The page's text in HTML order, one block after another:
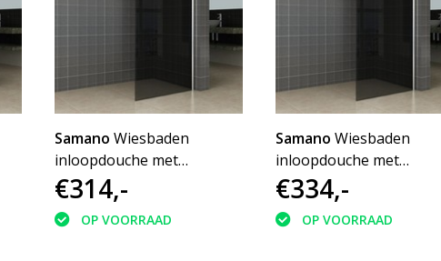
Samano Wiesbaden
inloopdouche met
muurprofiel 1000x2000
10mm NANO rookglas
€314,-
OP VOORRAAD
Samano Wiesbaden
inloopdouche met
muurprofiel 1200x2000
10mm NANO rookglas
€334,-
OP VOORRAAD